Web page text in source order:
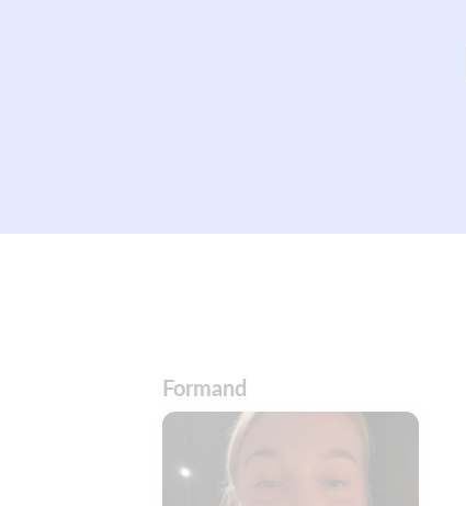
Formand